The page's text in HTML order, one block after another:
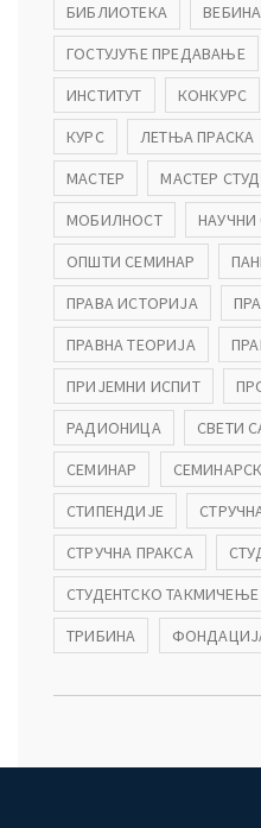
БИБЛИОТЕКА
ГОСТУЈУЋЕ ПРЕДАВАЊЕ
ИНСТИТУТ
КОНКУРС
КУРС
ЛЕТЊА ПРАСКА
МАСТЕР
МАСТЕР
МОБИЛНОСТ
НАУЧНИ
ОПШТИ СЕМИНАР
ПРАВА ИСТОРИЈА
ПРАВНА ТЕОРИЈА
ПРИЈЕМНИ ИСПИТ
РАДИОНИЦА
СВЕТИ
СЕМИНАР
СТИПЕНДИЈЕ
СТРУЧНА ПРАКСА
СТУДЕНТСКО ТАКМИЧЕЊЕ
ТРИБИНА